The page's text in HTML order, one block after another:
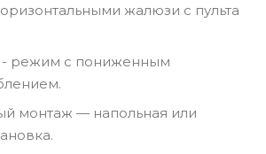
жалюзи с пульта
- режим с пониженным
монтаж — напольная или